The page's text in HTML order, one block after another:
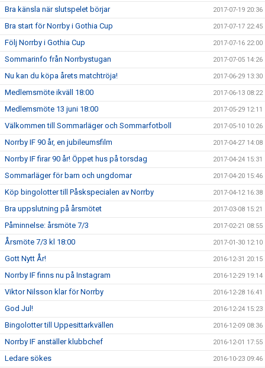
Bra känsla när slutspelet börjar 2017-07-19 20:36
Bra start för Norrby i Gothia Cup 2017-07-17 22:45
Följ Norrby i Gothia Cup 2017-07-16 22:00
Sommarinfo från Norrbystugan 2017-07-05 14:26
Nu kan du köpa årets matchtröja! 2017-06-29 13:30
Medlemsmöte ikväll 18:00 2017-06-13 08:22
Medlemsmöte 13 juni 18:00 2017-05-29 12:11
Välkommen till Sommarläger och Sommarfotboll 2017-05-10 10:26
Norrby IF 90 år, en jubileumsfilm 2017-04-27 14:08
Norrby IF firar 90 år! Öppet hus på torsdag 2017-04-24 15:31
Sommarläger för barn och ungdomar 2017-04-20 15:46
Köp bingolotter till Påskspecialen av Norrby 2017-04-12 16:38
Bra uppslutning på årsmötet 2017-03-08 15:21
Påminnelse: årsmöte 7/3 2017-02-21 08:55
Årsmöte 7/3 kl 18:00 2017-01-30 12:10
Gott Nytt År! 2016-12-31 20:15
Norrby IF finns nu på Instagram 2016-12-29 19:14
Viktor Nilsson klar för Norrby 2016-12-28 16:41
God Jul! 2016-12-24 15:23
Bingolotter till Uppesittarkvällen 2016-12-09 08:36
Norrby IF anställer klubbchef 2016-12-01 17:55
Ledare sökes 2016-10-23 09:46